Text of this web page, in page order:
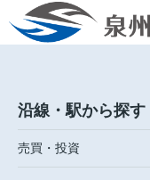
沿線・駅から探す
売買・投資